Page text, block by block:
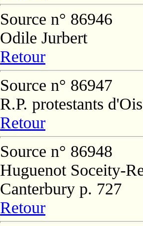
Source n° 86946
Odile Jurbert
Retour
Source n° 86947
R.P. protestants
Retour
Source n° 86948
Huguenot Soceity-
Canterbury p. 727
Retour